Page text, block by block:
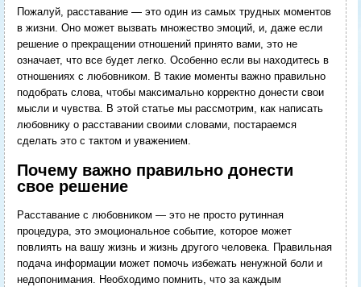
Пожалуй, расставание — это один из самых трудных моментов
в жизни. Оно может вызвать множество эмоций, и, даже если
решение о прекращении отношений принято вами, это не
означает, что все будет легко. Особенно если вы находитесь в
отношениях с любовником. В такие моменты важно правильно
подобрать слова, чтобы максимально корректно донести свои
мысли и чувства. В этой статье мы рассмотрим, как написать
любовнику о расставании своими словами, постараемся
сделать это с тактом и уважением.
Почему важно правильно донести
свое решение
Расставание с любовником — это не просто рутинная
процедура, это эмоциональное событие, которое может
повлиять на вашу жизнь и жизнь другого человека. Правильная
подача информации может помочь избежать ненужной боли и
недопонимания. Необходимо помнить, что за каждым